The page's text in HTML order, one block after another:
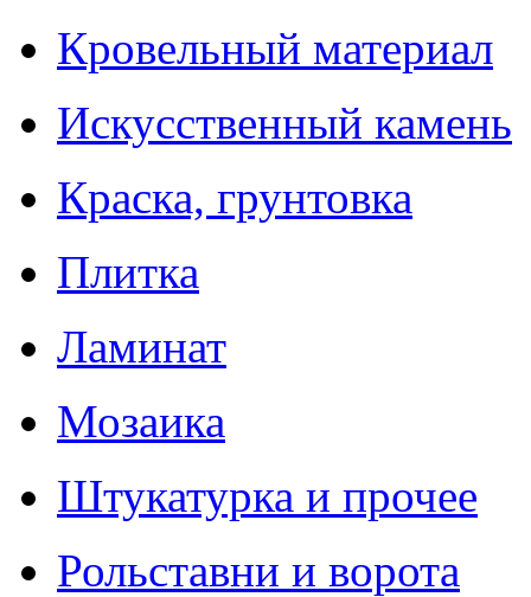
Кровельный материал
Искусственный камень
Краска, грунтовка
Плитка
Ламинат
Мозаика
Штукатурка и прочее
Рольставни и ворота